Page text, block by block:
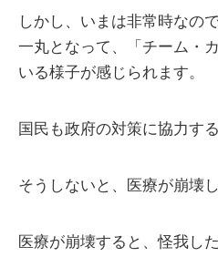
しかし、いまは非常時なの
一丸となって、「チーム・
いる様子が感じられます。
国民も政府の対策に協力す
そうしないと、医療が崩壊
医療が崩壊すると、怪我し